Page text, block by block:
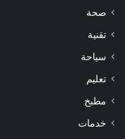
صحة
تقنية
سياحة
تعليم
مطبخ
خدمات